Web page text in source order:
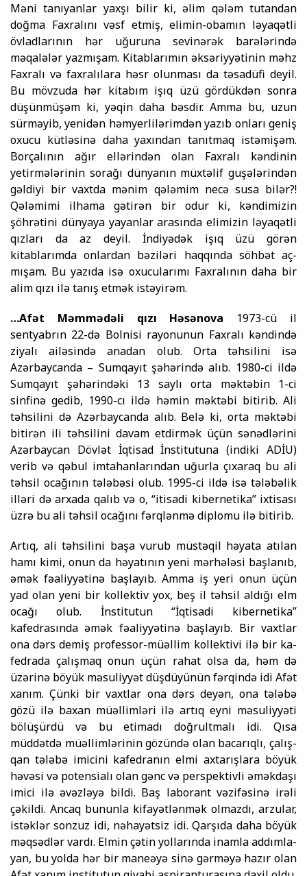
Məni tanıyanlar yaxşı bilir ki, əlim qələm tutan­dan
doğma Fax­ralını vəsf etmiş, elimin-obamın lə­ya­­qətli
övlad­la­rının hər uğuruna sevi­nərək barələ­rin­də
məqalələr yazmışam. Kitabları­mın əksə­riy­yə­tinin məhz
Faxralı və faxralı­lara həsr olunması da təsa­düfi deyil.
Bu möv­zuda hər kitabım işıq üzü gör­dük­dən sonra
düşünmüşəm ki, yəqin daha bəs­dir. Am­ma bu, uzun
sürməyib, yenidən həm­yerlilərim­dən ya­zıb onları geniş
oxucu kütləsinə daha yaxın­dan ta­nıt­maq istəmi­şəm.
Borçalının ağır ellərindən olan Fax­ralı kən­di­nin
yetirmələrinin sorağı dünyanın müx­təlif guşə­lərindən
gəldiyi bir vaxtda mənim qələ­mim necə susa bilər?!
Qələmimi ilhama gətirən bir odur ki, kəndimizin
şöhrətini dünyaya yayanlar arasında elimizin ləyaqətli
qızları da az deyil. İndiyədək işıq üzü görən
kitablarımda onlardan bəziləri haqqında söhbət aç­
mışam. Bu yazıda isə oxucularımı Faxralının daha bir
alim qızı ilə tanış etmək istəyirəm.
…Afət Məmmədəli qızı Həsənova 1973-cü il
sentyabrın 22-də Bolnisi rayonunun Faxralı kəndində
ziyalı ailəsində anadan olub. Orta təhsilini isə
Azərbaycanda – Sumqayıt şəhə­rində alıb. 1980-ci ildə
Sumqayıt şəhərindəki 13 saylı orta məktəbin 1-ci
sinfinə gedib, 1990-cı ildə həmin məktəbi bitirib. Ali
təhsilini də Azərbaycanda alıb. Belə ki, orta məktəbi
bitirən ili təhsilini davam etdirmək üçün sənədlərini
Azərbaycan Döv­lət İqtisad İnstitutuna (in­diki ADİU)
verib və qəbul imta­han­larından uğurla çıxaraq bu ali
təhsil oca­ğının tələbəsi olub. 1995-ci ildə isə tələbəlik
illəri də arxada qalıb və o, “itisadi kibernetika” ixtisası
üzrə bu ali təhsil ocağını fərqlənmə dip­lomu ilə bitirib.
Artıq, ali təhsilini başa vurub müstəqil həyata atılan
hamı kimi, onun da həyatının yeni mərhələsi başlanıb,
əmək fəaliy­yətinə başlayıb. Amma iş yeri onun üçün
yad olan yeni bir kol­lektiv yox, beş il təhsil aldığı elm
ocağı olub. İnstitutun “İq­tisadi kibernetika”
kafedrasında əmək fəaliy­yətinə başlayıb. Bir vaxtlar
ona dərs demiş professor-müəllim kollektivi ilə bir ka­
fedrada çalışmaq onun üçün rahat olsa da, həm də
üzərinə bö­yük məsu­liyyət düşdüyünün fərqində idi Afət
xanım. Çünki bir vaxtlar ona dərs deyən, ona tələbə
gözü ilə baxan müəl­limləri ilə artıq eyni məsuliyyəti
bölüşürdü və bu etimadı doğrultmalı idi. Qısa
müddətdə müəllimlərinin gözündə olan bacarıqlı, çalış­
qan tələbə imicini kafedranın elmi axtarışlara böyük
həvə­si və potensialı olan gənc və perspektivli əməkdaşı
imici ilə əvəz­ləyə bildi. Baş laborant vəzifəsinə irəli
çəkildi. Ancaq bu­nunla kifayətlənmək olmazdı, arzular,
istəklər sonzuz idi, nəhayətsiz idi. Qarşıda daha böyük
məqsədlər vardı. Elmin çətin yollarında inamla addım­la­
yan, bu yolda hər bir maneəyə sinə gərməyə hazır olan